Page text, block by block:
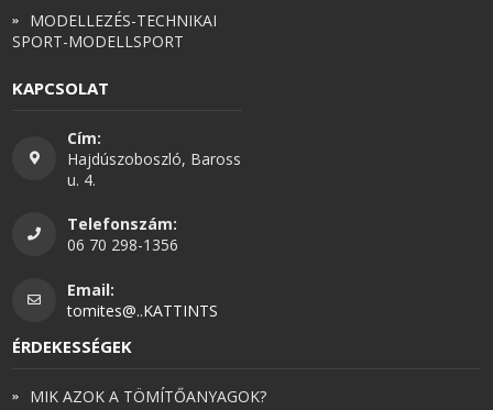
MODELLEZÉS-TECHNIKAI
SPORT-MODELLSPORT
KAPCSOLAT
Cím:
Hajdúszoboszló, Baross
u. 4.
Telefonszám:
06 70 298-1356
Email:
tomites@..KATTINTS
ÉRDEKESSÉGEK
MIK AZOK A TÖMÍTŐANYAGOK?